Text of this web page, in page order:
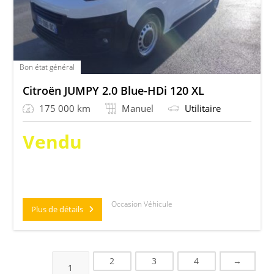
Bon état général
Citroën JUMPY 2.0 Blue-HDi 120 XL
175 000 km Manuel Utilitaire
Vendu
Plus de détails Occasion Véhicule
1
2 3 4 →